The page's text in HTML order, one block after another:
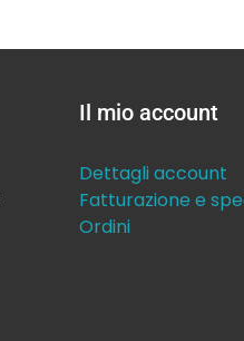
Il mio account
Dettagli account
Fatturazione e
Ordini